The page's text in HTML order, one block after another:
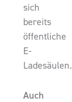
sich
bereits
öffentliche
E-
Ladesäulen.
Auch